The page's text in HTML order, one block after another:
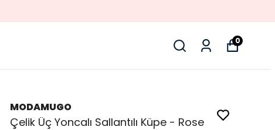
0
MODAMUGO
Çelik Üç Yoncalı Sallantılı Küpe - Rose